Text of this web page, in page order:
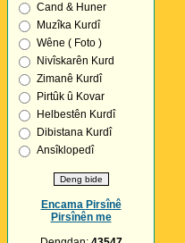
Cand & Huner
Muzîka Kurdî
Wêne ( Foto )
Nivîskarên Kurd
Zimanê Kurdî
Pirtûk û Kovar
Helbestên Kurdî
Dibistana Kurdî
Ansîklopedî
Encama Pirsînê
Pirsînên me